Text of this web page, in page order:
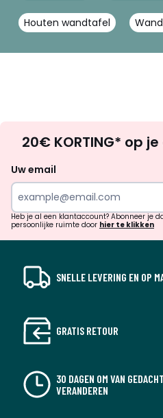
Houten wandtafel
20€ KORTING* op
Uw email
Heb je al een klantaccount? Abonneer je
persoonlijke ruimte door hier te klikken
SNELLE LEVERING EN OP
GRATIS RETOUR
30 DAGEN OM VAN
VERANDEREN